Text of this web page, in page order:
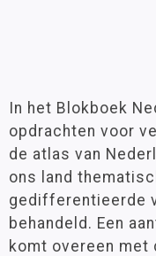
In het Blokboek
opdrachten voor
de atlas van
ons land
gedifferentieerde
behandeld. Een
komt overeen met